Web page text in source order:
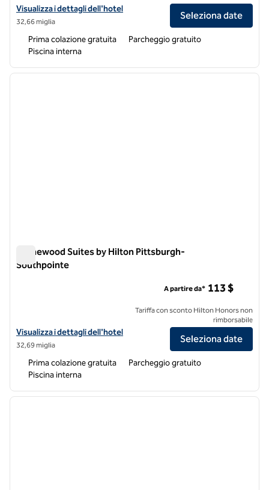
Visualizza i dettagli dell'hotel Hampton Inn Waynesburg
Visualizza i dettagli dell'hotel
32,66 miglia
Seleziona date
Prima colazione gratuita
Parcheggio gratuito
Piscina interna
1 di 12
Homewood Suites by Hilton Pittsburgh-
Southpointe
Visualizza i dettagli dell'hotel Homewood Suites by Hilton
Visualizza i dettagli dell'hotel
32,69 miglia
A partire da* 113 $
Tariffa con sconto Hilton Honors non
rimborsabile
Seleziona date
Prima colazione gratuita
Parcheggio gratuito
Piscina interna
1 di 12